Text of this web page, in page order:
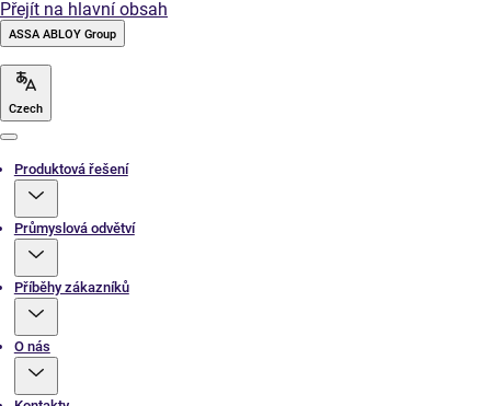
Přejít na hlavní obsah
ASSA ABLOY Group
Czech
Produktová řešení
Průmyslová odvětví
Příběhy zákazníků
O nás